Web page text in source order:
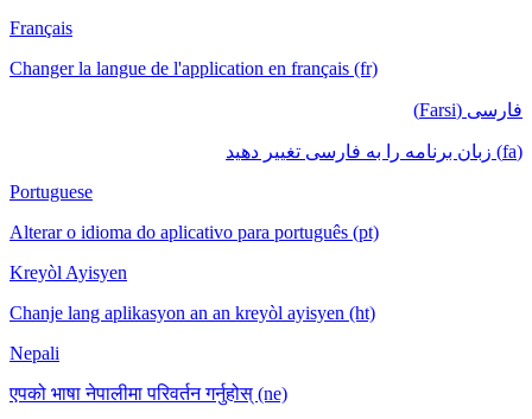
Français
Changer la langue de l'application en français (fr)
فارسی (Farsi)
(fa) زبان برنامه را به فارسی تغییر دهید
Portuguese
Alterar o idioma do aplicativo para português (pt)
Kreyòl Ayisyen
Chanje lang aplikasyon an an kreyòl ayisyen (ht)
Nepali
एपको भाषा नेपालीमा परिवर्तन गर्नुहोस् (ne)